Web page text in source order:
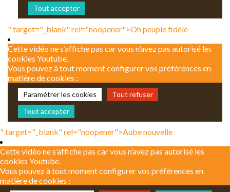
Tout accepter
" target="_blank" rel="noopener">Oh peuple fidèle
Cette vidéo ne s’affiche pas car vous n’avez pas autorisé les
cookies Youtube.
Vous pouvez à tout moment configurer vos préférences en
matière de cookies :
Paramétrer les cookies
Tout refuser
Tout accepter
" target="_blank" rel="noopener">Aube nouvelle
Cette vidéo ne s’affiche pas car vous n’avez pas autorisé les
cookies Youtube.
Vous pouvez à tout moment configurer vos préférences en
matière de cookies :